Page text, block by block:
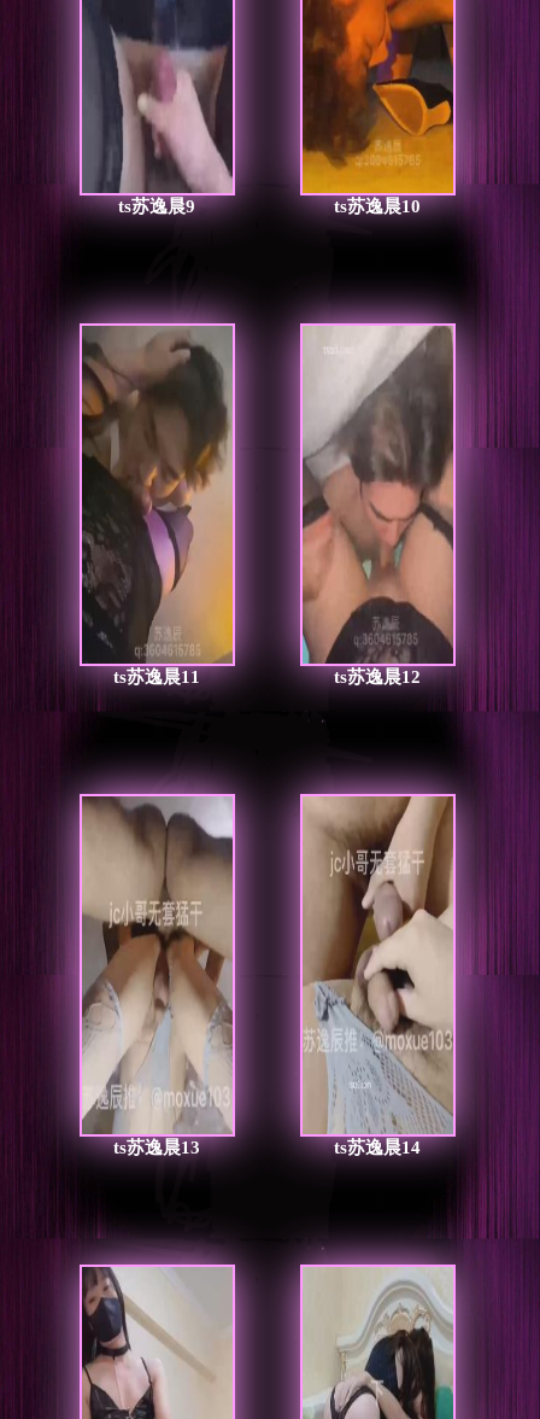
ts苏逸晨9 ts苏逸晨10
ts苏逸晨11 ts苏逸晨12
ts苏逸晨13 ts苏逸晨14